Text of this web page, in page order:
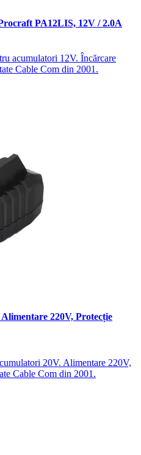
PA12LIS, 12V / 2.0A
acumulatori 12V. Încărcare
Cable Com din 2001.
220V, Protecție
20V. Alimentare 220V,
Cable Com din 2001.